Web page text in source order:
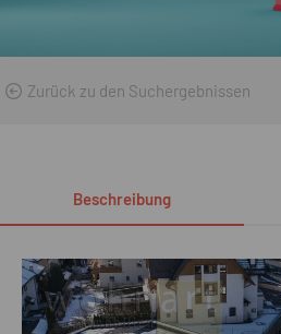
Zurück zu den Suchergebnissen
Beschreibung